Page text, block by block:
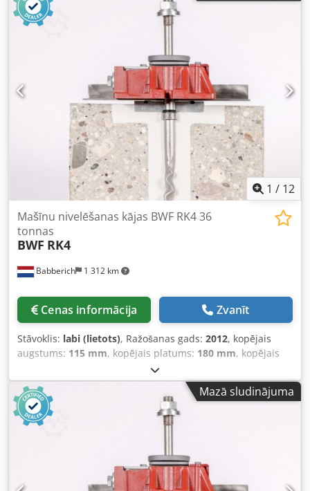
1 / 12
Babberich 1 312 km
Mašīnu nivelēšanas kājas BWF RK4 36
tonnas
BWF RK4
Cenas informācija Zvanīt
Stāvoklis: labi (lietots), Ražošanas gads: 2012, kopējais
augstums: 115 mm, kopējais platums: 180 mm, kopējais
, Mašīnu izlīdzinošās pēdas BWF RK4, 36
tonnas Garums: 275 mm Platums: 180 mm Augstums:
115 mm Lūdzu, ņemiet vērā: šajā lapā sniegtā informācija
ir apkopota, pamatojoties uz mūsu vislabākajām
zināšanām un sirdsapziņu, un, cik vien tas bija iespējams,
iegūta no ražotāja. Informācija tiek sniegta labā ticībā, taču
tās precizitāte nevar tikt garantēta. Attiecīgi tā nevar tikt
uzskatīta par juridisku pamatojumu vai līguma
noteikumiem. Mēs iesakām pārbaudīt visus svarīgos
Mazā sludinājuma